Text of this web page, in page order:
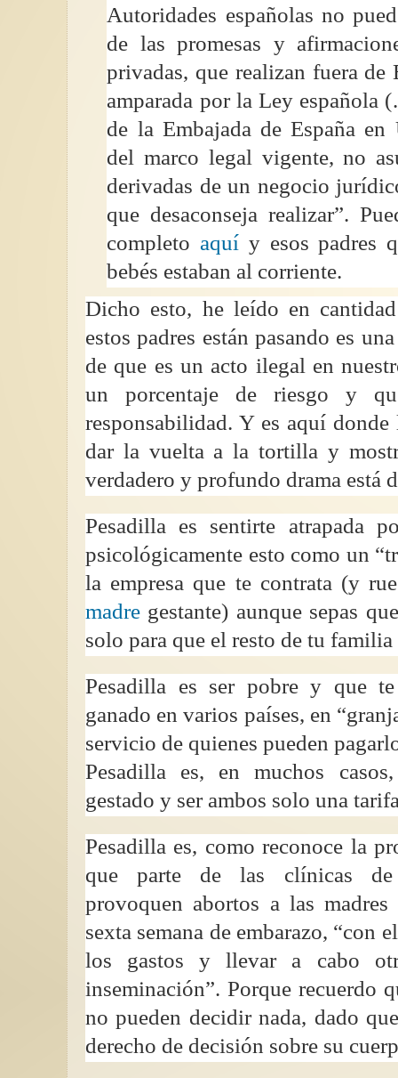
Autoridades españolas no
de las promesas y
privadas, que realizan fuera de
amparada por la Ley española
de la Embajada de España en
del marco legal vigente, no
derivadas de un negocio
que desaconseja realizar”.
completo aquí y esos padres
bebés estaban al corriente.
Dicho esto, he leído en
estos padres están pasando es
de que es un acto ilegal en
un porcentaje de riesgo y
responsabilidad. Y es aquí
dar la vuelta a la tortilla y
verdadero y profundo drama está
Pesadilla es sentirte atrapada
psicológicamente esto como un
la empresa que te contrata (y
madre gestante) aunque sepas
solo para que el resto de tu familia
Pesadilla es ser pobre y que
ganado en varios países, en
servicio de quienes pueden
Pesadilla es, en muchos
gestado y ser ambos solo una
Pesadilla es, como reconoce la
que parte de las clínicas de
provoquen abortos a las
sexta semana de embarazo, “con
los gastos y llevar a cabo
inseminación”. Porque recuerdo
no pueden decidir nada, dado
derecho de decisión sobre su